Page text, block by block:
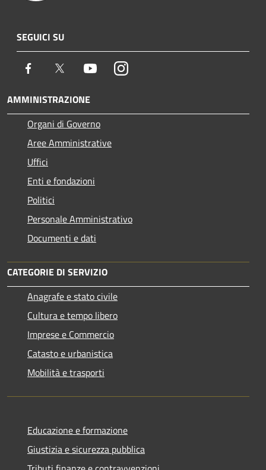
SEGUICI SU
Facebook Twitter YoutubeInstagram
AMMINISTRAZIONE
Organi di Governo
Aree Amministrative
Uffici
Enti e fondazioni
Politici
Personale Amministrativo
Documenti e dati
CATEGORIE DI SERVIZIO
Anagrafe e stato civile
Cultura e tempo libero
Imprese e Commercio
Catasto e urbanistica
Mobilità e trasporti
Educazione e formazione
Giustizia e sicurezza pubblica